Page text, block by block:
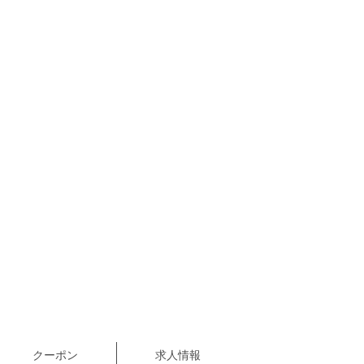
クーポン 求人情報